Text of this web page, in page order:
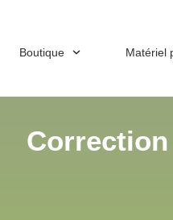
Boutique Matériel